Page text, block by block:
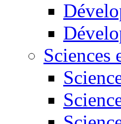
Sciences